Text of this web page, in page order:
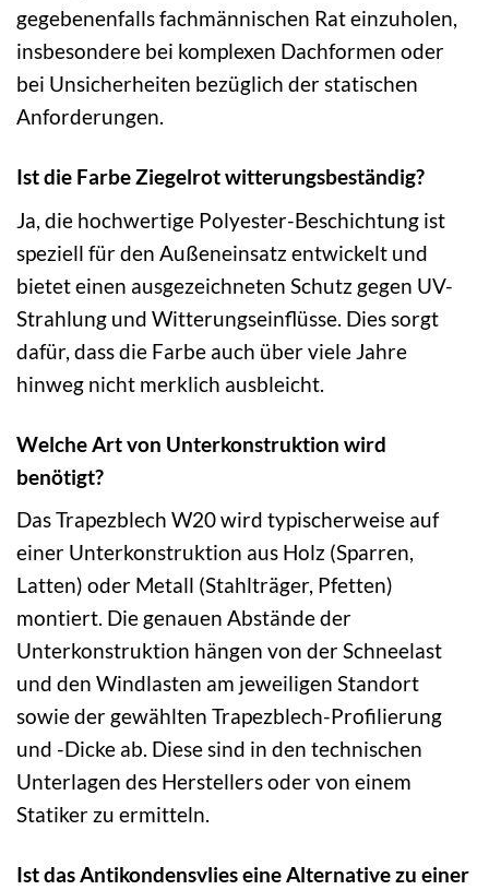
gegebenenfalls fachmännischen Rat einzuholen,
insbesondere bei komplexen Dachformen oder
bei Unsicherheiten bezüglich der statischen
Anforderungen.
Ist die Farbe Ziegelrot witterungsbeständig?
Ja, die hochwertige Polyester-Beschichtung ist
speziell für den Außeneinsatz entwickelt und
bietet einen ausgezeichneten Schutz gegen UV-
Strahlung und Witterungseinflüsse. Dies sorgt
dafür, dass die Farbe auch über viele Jahre
hinweg nicht merklich ausbleicht.
Welche Art von Unterkonstruktion wird
benötigt?
Das Trapezblech W20 wird typischerweise auf
einer Unterkonstruktion aus Holz (Sparren,
Latten) oder Metall (Stahlträger, Pfetten)
montiert. Die genauen Abstände der
Unterkonstruktion hängen von der Schneelast
und den Windlasten am jeweiligen Standort
sowie der gewählten Trapezblech-Profilierung
und -Dicke ab. Diese sind in den technischen
Unterlagen des Herstellers oder von einem
Statiker zu ermitteln.
Ist das Antikondensvlies eine Alternative zu einer